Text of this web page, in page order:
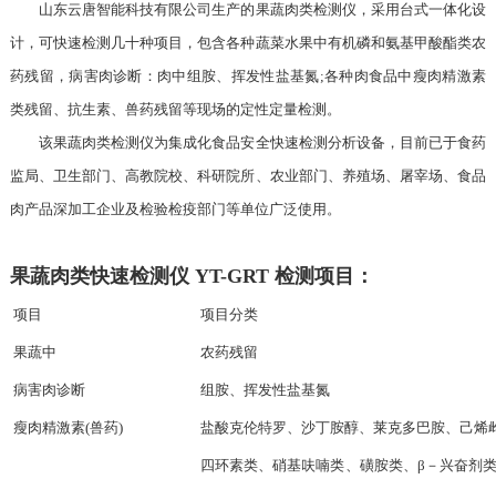
山东云唐智能科技有限公司生产的果蔬肉类检测仪，采用台式一体化设
计，可快速检测几十种项目，包含各种蔬菜水果中有机磷和氨基甲酸酯类农
药残留，病害肉诊断：肉中组胺、挥发性盐基氮;各种肉食品中瘦肉精激素
类残留、抗生素、兽药残留等现场的定性定量检测。
该果蔬肉类检测仪为集成化食品安全快速检测分析设备，目前已于食药
监局、卫生部门、高教院校、科研院所、农业部门、养殖场、屠宰场、食品
肉产品深加工企业及检验检疫部门等单位广泛使用。
果蔬肉类快速检测仪 YT-GRT 检测项目：
项目 项目分类
果蔬中 农药残留
病害肉诊断 组胺、挥发性盐基氮
瘦肉精激素(兽药) 盐酸克伦特罗、沙丁胺醇、莱克多巴胺、己烯
四环素类、硝基呋喃类、磺胺类、β－兴奋剂